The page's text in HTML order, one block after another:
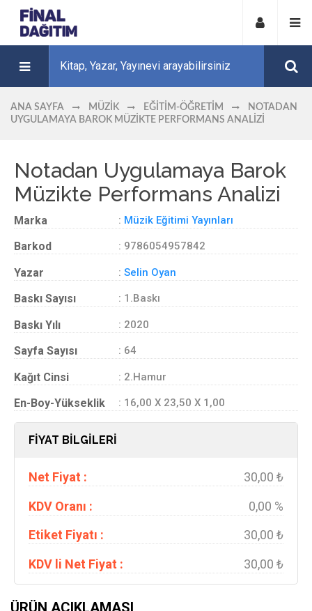
ANA SAYFA MÜZIK EĞITIM-ÖĞRETIM
NOTADAN
UYGULAMAYA BAROK MÜZIKTE PERFORMANS ANALIZI
Notadan Uygulamaya Barok
Müzikte Performans Analizi
Marka : Müzik Eğitimi Yayınları
Barkod : 9786054957842
Yazar : Selin Oyan
Baskı Sayısı : 1.Baskı
Baskı Yılı : 2020
Sayfa Sayısı : 64
Kağıt Cinsi : 2.Hamur
En-Boy-Yükseklik : 16,00 X 23,50 X 1,00
FİYAT BİLGİLERİ
Net Fiyat :
30,00 ₺
KDV Oranı :
0,00 %
Etiket Fiyatı :
30,00 ₺
KDV li Net Fiyat :
30,00 ₺
ÜRÜN AÇIKLAMASI